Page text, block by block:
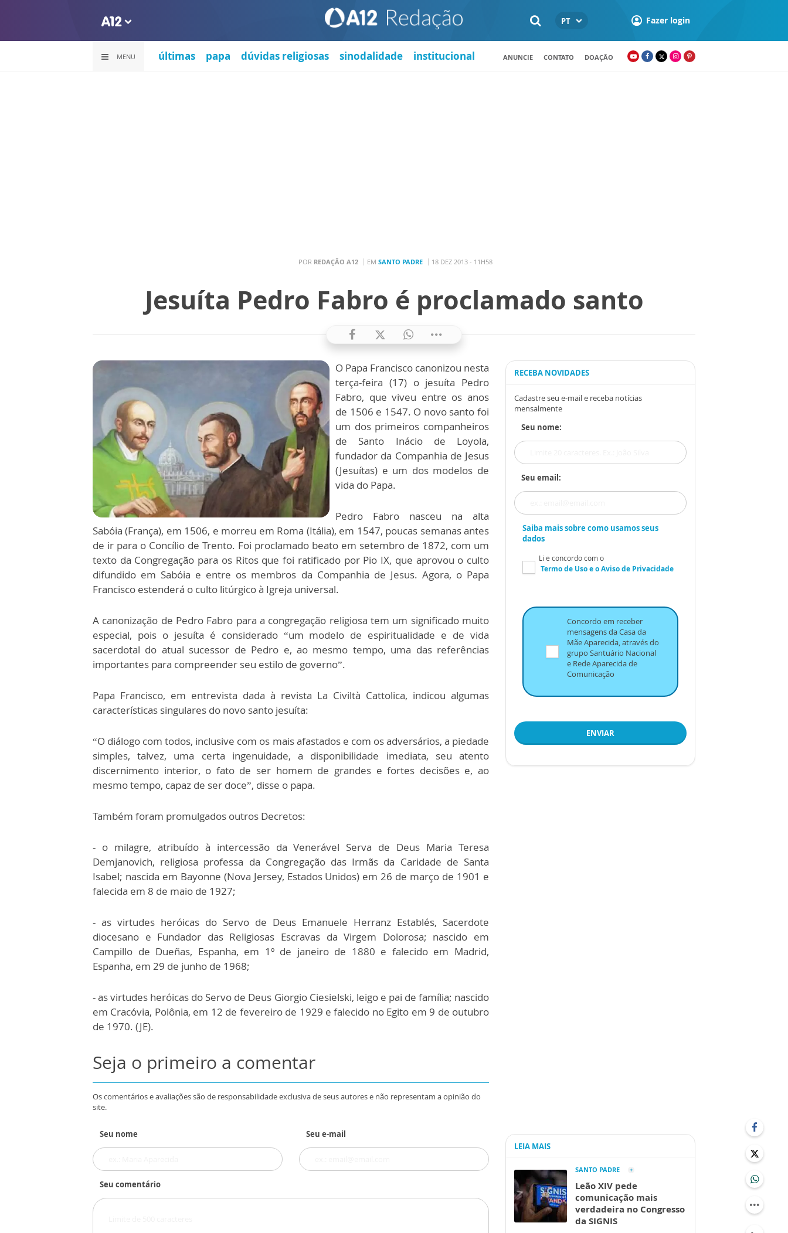
PT Fazer login
MENU últimas papa dúvidas religiosas sinodalidade institucional ANUNCIE CONTATO DOAÇÃO
POR REDAÇÃO A12 EM SANTO PADRE 18 DEZ 2013 - 11H58
Jesuíta Pedro Fabro é proclamado santo
O Papa Francisco canonizou nesta
terça-feira (17) o jesuíta Pedro
Fabro, que viveu entre os anos
de 1506 e 1547. O novo santo foi
um dos primeiros companheiros
de Santo Inácio de Loyola,
fundador da Companhia de Jesus
(Jesuítas) e um dos modelos de
vida do Papa.
Pedro Fabro nasceu na alta
Sabóia (França), em 1506, e morreu em Roma (Itália), em 1547, poucas semanas antes
de ir para o Concílio de Trento. Foi proclamado beato em setembro de 1872, com um
texto da Congregação para os Ritos que foi ratificado por Pio IX, que aprovou o culto
difundido em Sabóia e entre os membros da Companhia de Jesus. Agora, o Papa
Francisco estenderá o culto litúrgico à Igreja universal.
A canonização de Pedro Fabro para a congregação religiosa tem um significado muito
especial, pois o jesuíta é considerado “um modelo de espiritualidade e de vida
sacerdotal do atual sucessor de Pedro e, ao mesmo tempo, uma das referências
importantes para compreender seu estilo de governo”.
Papa Francisco, em entrevista dada à revista La Civiltà Cattolica, indicou algumas
características singulares do novo santo jesuíta:
“O diálogo com todos, inclusive com os mais afastados e com os adversários, a piedade
simples, talvez, uma certa ingenuidade, a disponibilidade imediata, seu atento
discernimento interior, o fato de ser homem de grandes e fortes decisões e, ao
mesmo tempo, capaz de ser doce”, disse o papa.
Também foram promulgados outros Decretos:
- o milagre, atribuído à intercessão da Venerável Serva de Deus Maria Teresa
Demjanovich, religiosa professa da Congregação das Irmãs da Caridade de Santa
Isabel; nascida em Bayonne (Nova Jersey, Estados Unidos) em 26 de março de 1901 e
falecida em 8 de maio de 1927;
- as virtudes heróicas do Servo de Deus Emanuele Herranz Establés, Sacerdote
diocesano e Fundador das Religiosas Escravas da Virgem Dolorosa; nascido em
Campillo de Dueñas, Espanha, em 1º de janeiro de 1880 e falecido em Madrid,
Espanha, em 29 de junho de 1968;
- as virtudes heróicas do Servo de Deus Giorgio Ciesielski, leigo e pai de família; nascido
em Cracóvia, Polônia, em 12 de fevereiro de 1929 e falecido no Egito em 9 de outubro
de 1970. (JE).
Seja o primeiro a comentar
Os comentários e avaliações são de responsabilidade exclusiva de seus autores e não representam a opinião do
site.
Seu nome Seu e-mail
Seu comentário
RECEBA NOVIDADES
Cadastre seu e-mail e receba notícias
mensalmente
Seu nome:
Seu email:
Saiba mais sobre como usamos seus
dados
Li e concordo com o
Termo de Usoe oAviso de Privacidade
Concordo em receber
mensagens da Casa da
Mãe Aparecida, através do
grupo Santuário Nacional
e Rede Aparecida de
Comunicação
ENVIAR
LEIA MAIS
SANTO PADRE
Leão XIV pede
comunicação mais
verdadeira no Congresso
da SIGNIS